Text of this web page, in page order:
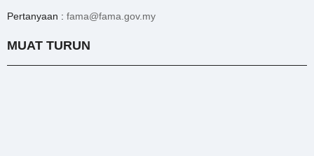
Pertanyaan : fama@fama.gov.my
MUAT TURUN